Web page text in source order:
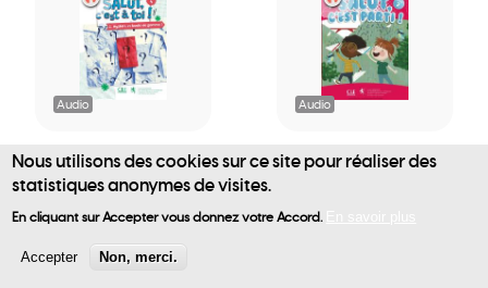
User
account
Audio
Salut, c'est à
toi! - Cahier 2 -
Mystère et
boule de
gomme ! -
Audio
Salut, c'est parti
l'élève - Audio
Nous utilisons des cookies sur ce site pour réaliser des
statistiques anonymes de visites.
En cliquant sur Accepter vous donnez votre Accord.
Accepter Non, merci.